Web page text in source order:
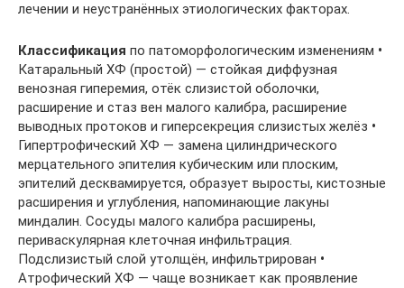
лечении и неустранённых этиологических факторах.
Классификация по патоморфологическим изменениям •
Катаральный ХФ (простой) — стойкая диффузная
венозная гиперемия, отёк слизистой оболочки,
расширение и стаз вен малого калибра, расширение
выводных протоков и гиперсекреция слизистых желёз •
Гипертрофический ХФ — замена цилиндрического
мерцательного эпителия кубическим или плоским,
эпителий десквамируется, образует выросты, кистозные
расширения и углубления, напоминающие лакуны
миндалин. Сосуды малого калибра расширены,
периваскулярная клеточная инфильтрация.
Подслизистый слой утолщён, инфильтрирован •
Атрофический ХФ — чаще возникает как проявление